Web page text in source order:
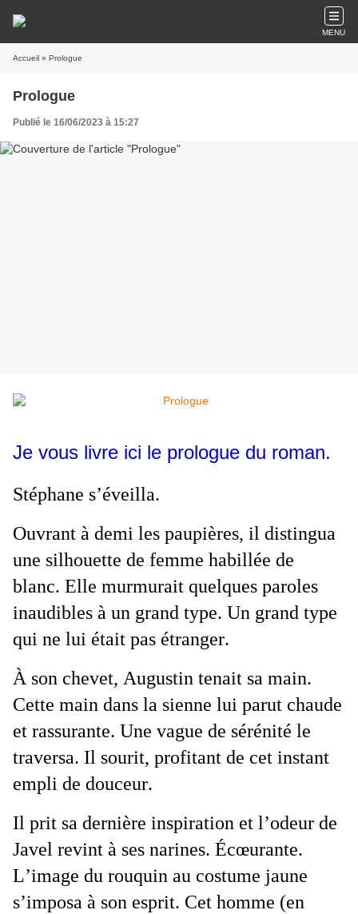
MENU
Accueil » Prologue
Prologue
Publié le 16/06/2023 à 15:27
Je vous livre ici le prologue du roman.
Stéphane s’éveilla.
Ouvrant à demi les paupières, il distingua
une silhouette de femme habillée de
blanc. Elle murmurait quelques paroles
inaudibles à un grand type. Un grand type
qui ne lui était pas étranger.
À son chevet, Augustin tenait sa main.
Cette main dans la sienne lui parut chaude
et rassurante. Une vague de sérénité le
traversa. Il sourit, profitant de cet instant
empli de douceur.
Il prit sa dernière inspiration et l’odeur de
Javel revint à ses narines. Écœurante.
L’image du rouquin au costume jaune
s’imposa à son esprit. Cet homme (en